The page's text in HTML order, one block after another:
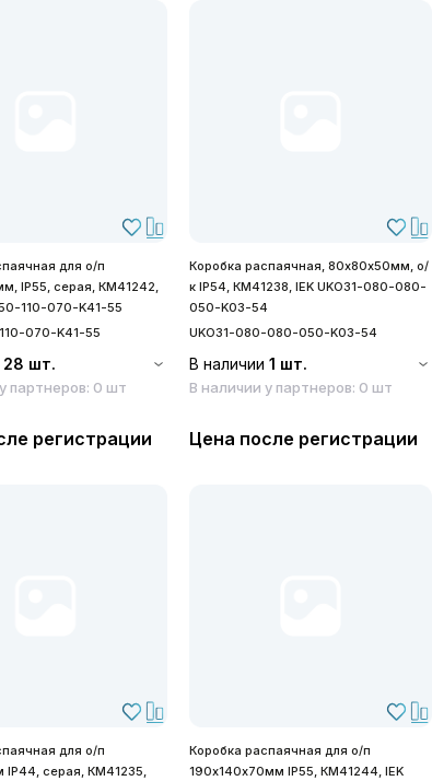
для о/п
IP55, серая, КМ41242,
110-070-K41-55
070-K41-55
28 шт.
партнеров: 0 шт
регистрации
Коробка распаячная, 80х80х50мм, о/
к IP54, КМ41238, IEK UKO31-080-080-
050-K03-54
UKO31-080-080-050-K03-54
В наличии 1 шт.
В наличии у партнеров: 0 шт
Цена после регистрации
для о/п
IP44, серая, КМ41235,
Коробка распаячная для о/п
190х140х70мм IP55, КМ41244, IEK